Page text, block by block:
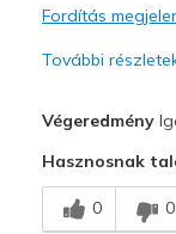
Fordítás
További
Legjobb
Casual Wear
Végeredmény
Hasznosnak
0 0